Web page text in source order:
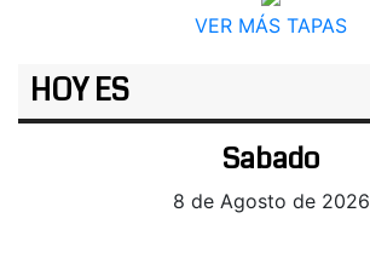
VER MÁS TAPAS
HOY ES
Sabado
8 de Agosto de 2026